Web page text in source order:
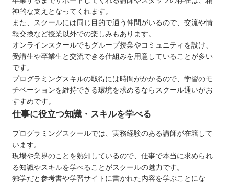
神的な支えとなってくれます。
また、スクールには同じ目的で通う仲間がいるので、交流や情
報交換など授業以外での楽しみもあります。
オンラインスクールでもグループ授業やコミュニティを設け、
受講生や卒業生と交流できる仕組みを用意していることが多い
です。
プログラミングスキルの取得には時間がかかるので、学習のモ
チベーションを維持できる環境を求めるならスクール通いがお
すすめです。
仕事に役立つ知識・スキルを学べる
プログラミングスクールでは、実務経験のある講師が在籍して
います。
現場や業界のことを熟知しているので、仕事で本当に求められ
る知識やスキルを学べることがスクールの魅力です。
独学だと参考書や学習サイトに書かれた内容を学ぶことにな